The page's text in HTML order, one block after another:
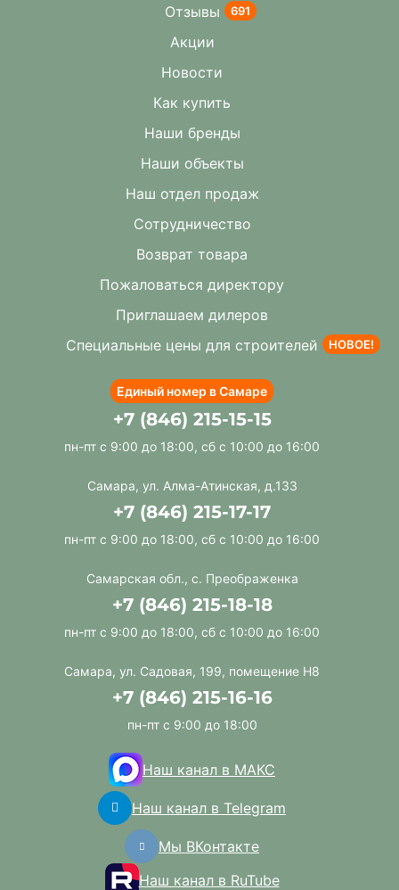
Отзывы
691
Акции
Новости
Как купить
Наши бренды
Наши объекты
Наш отдел продаж
Сотрудничество
Возврат товара
Пожаловаться директору
Приглашаем дилеров
Специальные цены для строителей
НОВОЕ!
Единый номер в Самаре
+7 (846) 215-15-15
пн-пт с 9:00 до 18:00, сб с 10:00 до 16:00
Самара, ул. Алма-Атинская, д.133
+7 (846) 215-17-17
пн-пт с 9:00 до 18:00, сб с 10:00 до 16:00
Самарская обл., с. Преображенка
+7 (846) 215-18-18
пн-пт с 9:00 до 18:00, сб с 10:00 до 16:00
Самара, ул. Садовая, 199, помещение Н8
+7 (846) 215-16-16
пн-пт с 9:00 до 18:00
Наш канал в МАКС
Наш канал в Telegram
Мы ВКонтакте
Наш канал в RuTube